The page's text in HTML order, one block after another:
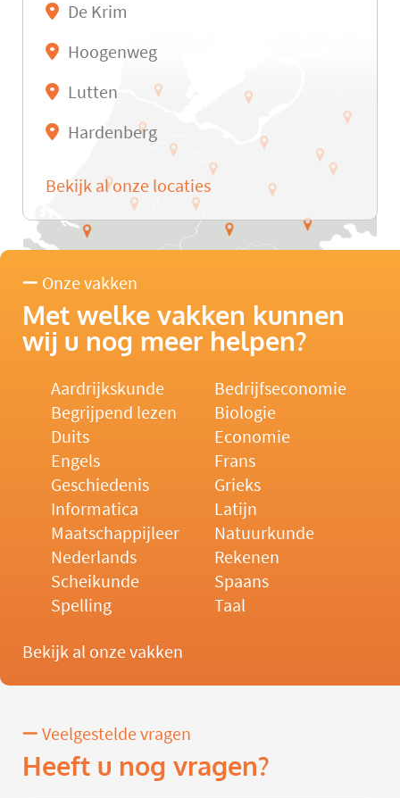
De Krim
Hoogenweg
Lutten
Hardenberg
Bekijk al onze locaties
Onze vakken
Met welke vakken kunnen
wij u nog meer helpen?
Aardrijkskunde
Bedrijfseconomie
Begrijpend lezen
Biologie
Duits
Economie
Engels
Frans
Geschiedenis
Grieks
Informatica
Latijn
Maatschappijleer
Natuurkunde
Nederlands
Rekenen
Scheikunde
Spaans
Spelling
Taal
Bekijk al onze vakken
Veelgestelde vragen
Heeft u nog vragen?